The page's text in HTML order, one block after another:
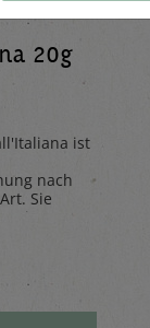
20g
ist
nach
Sie
Risottos
ab.